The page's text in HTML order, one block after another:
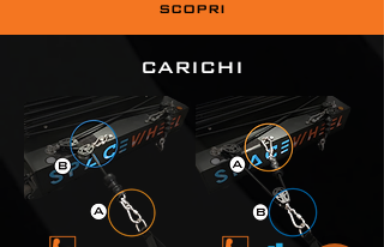
SCOPRI
CARICHI